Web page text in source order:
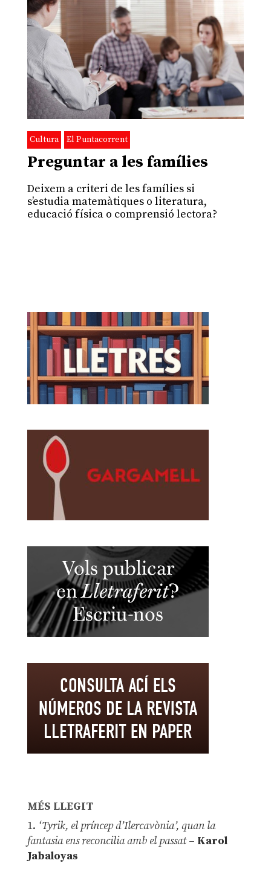
Cultura El Puntacorrent
Preguntar a les famílies
Deixem a criteri de les famílies si
s’estudia matemàtiques o literatura,
educació física o comprensió lectora?
MÉS LLEGIT
1. ‘Tyrik, el príncep d’Ilercavònia’, quan la
fantasia ens reconcilia amb el passat– Karol
Jabaloyas